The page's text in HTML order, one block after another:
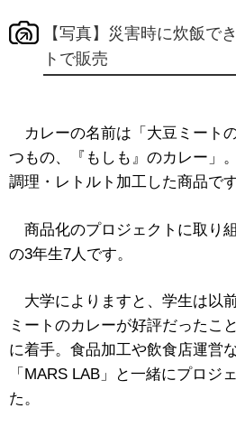
【写真】災害時に炊飯で
トで販売
カレーの名前は「大豆ミート
つもの、『もしも』のカレー」
調理・レトルト加工した商品です
商品化のプロジェクトに取り
の3年生7人です。
大学によりますと、学生は以
ミートのカレーが好評だったこ
に着手。食品加工や飲食店運営
「MARS LAB」と一緒にプロジ
た。